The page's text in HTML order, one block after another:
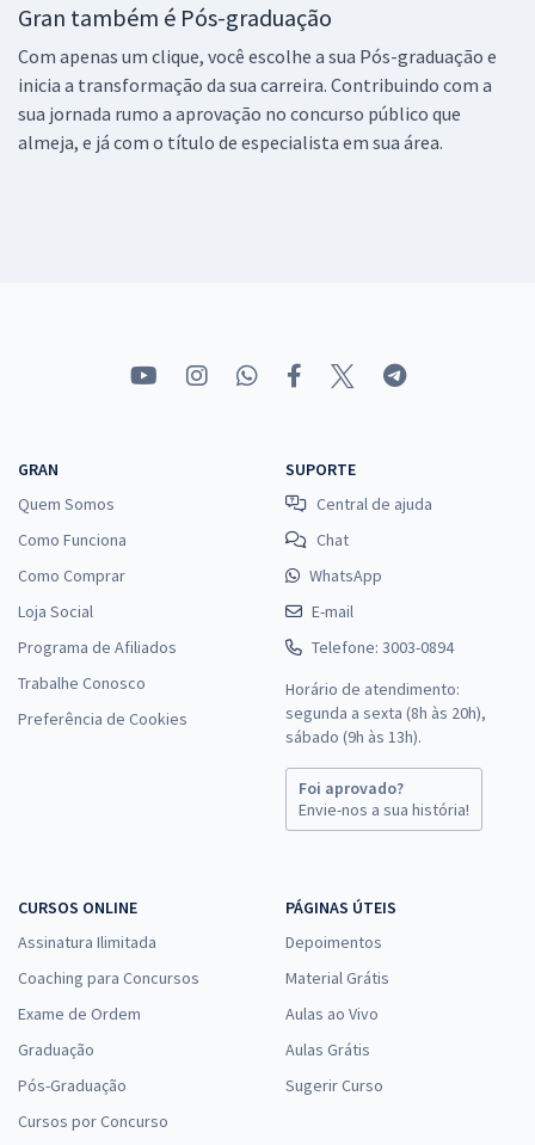
Gran também é Pós-graduação
Com apenas um clique, você escolhe a sua Pós-graduação e
inicia a transformação da sua carreira. Contribuindo com a
sua jornada rumo a aprovação no concurso público que
almeja, e já com o título de especialista em sua área.
GRAN
Quem Somos
Como Funciona
Como Comprar
Loja Social
Programa de Afiliados
Trabalhe Conosco
Preferência de Cookies
SUPORTE
Central de ajuda
Chat
WhatsApp
E-mail
Telefone: 3003-0894
Horário de atendimento:
segunda a sexta (8h às 20h),
sábado (9h às 13h).
Foi aprovado?
Envie-nos a sua história!
CURSOS ONLINE
Assinatura Ilimitada
Coaching para Concursos
Exame de Ordem
Graduação
Pós-Graduação
Cursos por Concurso
PÁGINAS ÚTEIS
Depoimentos
Material Grátis
Aulas ao Vivo
Aulas Grátis
Sugerir Curso